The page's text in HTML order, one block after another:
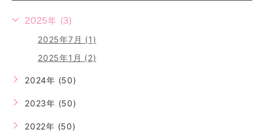
2025年 (3)
2025年7月 (1)
2025年1月 (2)
2024年 (50)
2023年 (50)
2022年 (50)